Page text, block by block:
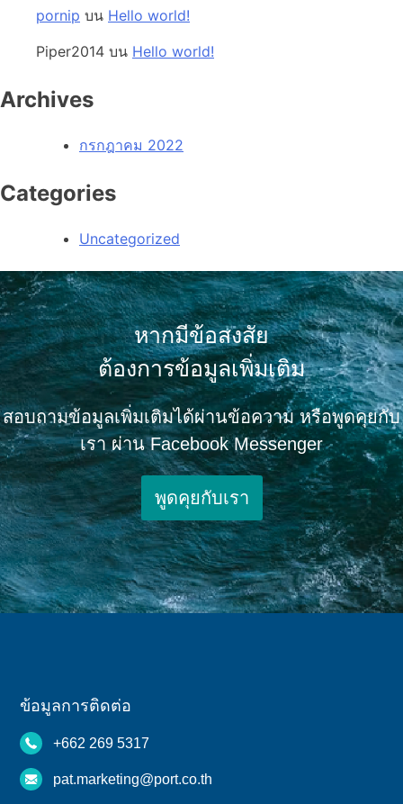
pornip บน Hello world!
Piper2014 บน Hello world!
Archives
กรกฎาคม 2022
Categories
Uncategorized
หากมีข้อสงสัย
ต้องการข้อมูลเพิ่มเติม
สอบถามข้อมูลเพิ่มเติมได้ผ่านข้อความ หรือพูดคุยกับ
เรา ผ่าน Facebook Messenger
พูดคุยกับเรา
ข้อมูลการติดต่อ
+662 269 5317
pat.marketing@port.co.th